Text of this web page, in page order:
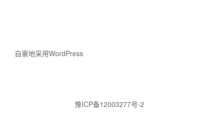
自豪地采用WordPress
豫ICP备12003277号-2